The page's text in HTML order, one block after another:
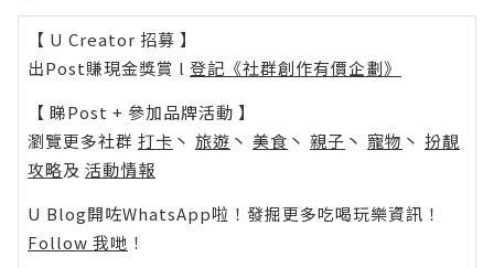
【 U Creator 招募 】
出Post賺現金獎賞 l 登記《社群創作有價企劃》
【 睇Post + 參加品牌活動 】
瀏覽更多社群 打卡 丶 旅遊 丶 美食 丶 親子 丶 寵物 丶 扮靚
攻略及 活動情報
U Blog開咗WhatsApp啦！發掘更多吃喝玩樂資訊！
Follow 我哋 ！